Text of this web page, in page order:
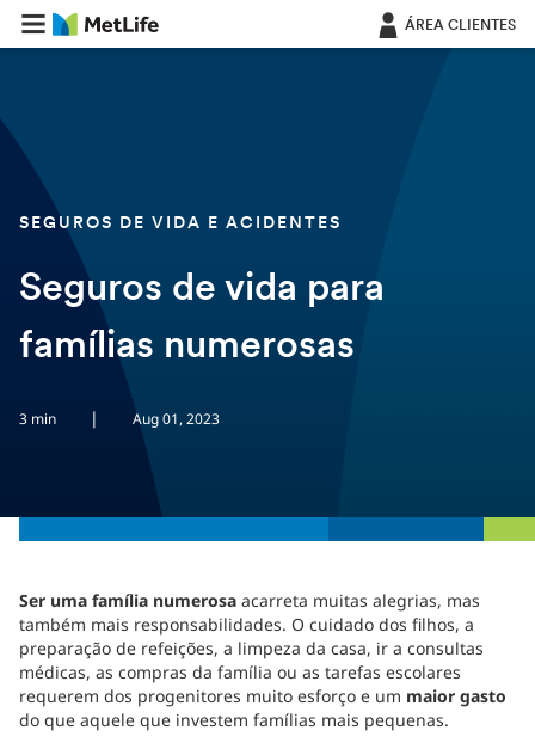
Saltar navegação ÁREA CLIENTES
SEGUROS DE VIDA E ACIDENTES
Seguros de vida para
famílias numerosas
3 min | Aug 01, 2023
Ser uma família numerosa acarreta muitas alegrias, mas
também mais responsabilidades. O cuidado dos filhos, a
preparação de refeições, a limpeza da casa, ir a consultas
médicas, as compras da família ou as tarefas escolares
requerem dos progenitores muito esforço e um maior gasto
do que aquele que investem famílias mais pequenas.